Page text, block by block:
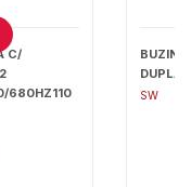
C/
680HZ110
20A -
BUZINA
DUPLA
SW